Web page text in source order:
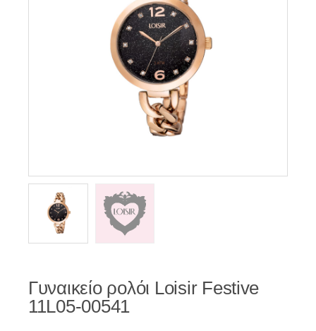
Γυναικείο ρολόι Loisir Festive
11L05-00541